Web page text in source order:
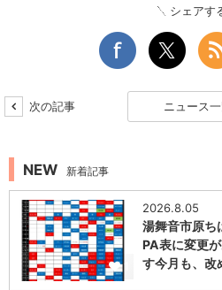
シェアす
次の記事 ニュース
NEW 新着記事
1
2026.8.05
湯舞音市原ち
PA表に変更
す今月も、改